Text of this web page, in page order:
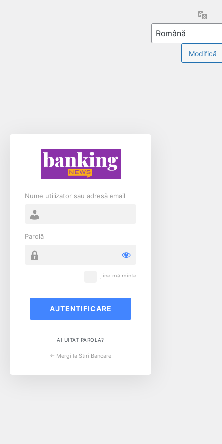
Nume utilizator sau adresă email
Parolă
Ține-mă minte
AI UITAT PAROLA?
← Mergi la Stiri Bancare